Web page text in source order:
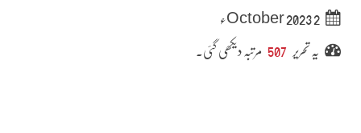
2 October 2023ء
یہ تحریر 507 مرتبہ دیکھی گئی۔